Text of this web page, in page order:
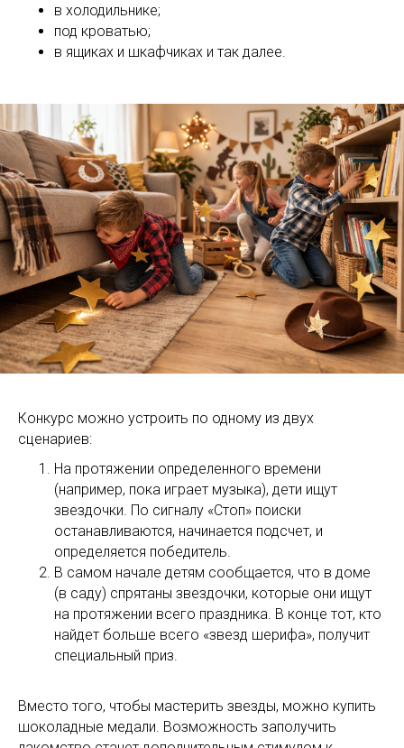
в холодильнике;
под кроватью;
в ящиках и шкафчиках и так далее.
Конкурс можно устроить по одному из двух
сценариев:
На протяжении определенного времени
(например, пока играет музыка), дети ищут
звездочки. По сигналу «Стоп» поиски
останавливаются, начинается подсчет, и
определяется победитель.
В самом начале детям сообщается, что в доме
(в саду) спрятаны звездочки, которые они ищут
на протяжении всего праздника. В конце тот, кто
найдет больше всего «звезд шерифа», получит
специальный приз.
Вместо того, чтобы мастерить звезды, можно купить
шоколадные медали. Возможность заполучить